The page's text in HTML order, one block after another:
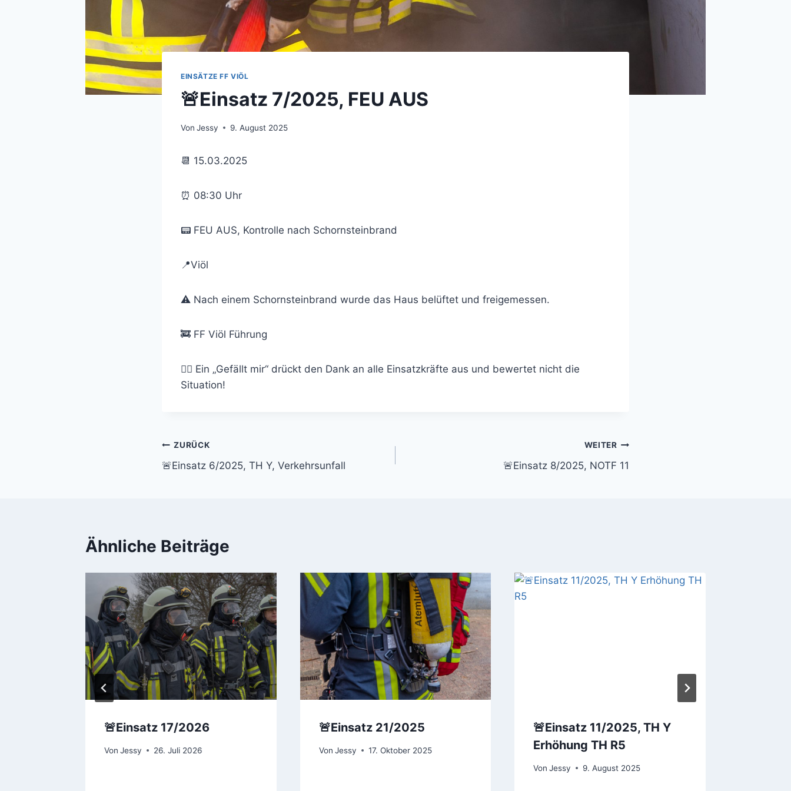
EINSÄTZE FF VIÖL
🚨Einsatz 7/2025, FEU AUS
Von Jessy 9. August 2025
📆 15.03.2025
⏰ 08:30 Uhr
📟 FEU AUS, Kontrolle nach Schornsteinbrand
📍Viöl
⚠️ Nach einem Schornsteinbrand wurde das Haus belüftet und freigemessen.
🚒 FF Viöl Führung
👍🏼 Ein „Gefällt mir“ drückt den Dank an alle Einsatzkräfte aus und bewertet nicht die
Situation!
Beitragsnavigation
ZURÜCK
🚨Einsatz 6/2025, TH Y, Verkehrsunfall
WEITER
🚨Einsatz 8/2025, NOTF 11
Ähnliche Beiträge
🚨Einsatz 17/2026
Von Jessy 26. Juli 2026
🚨Einsatz 21/2025
Von Jessy 17. Oktober 2025
🚨Einsatz 11/2025, TH Y
Erhöhung TH R5
Von Jessy 9. August 2025